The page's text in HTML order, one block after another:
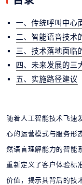
一、传统呼叫中心
二、智能语音技术
三、技术落地面临
四、未来发展的三
五、实施路径建议
随着人工智能技术飞速
心的运营模式与服务形
然语言理解能力的智能
重新定义了客户体验标
价值，揭示其背后的技